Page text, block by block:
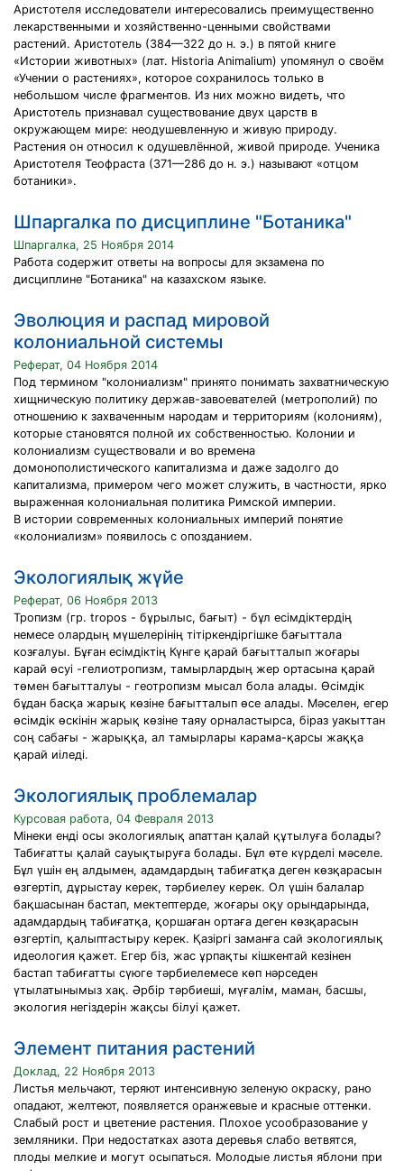
Аристотеля исследователи интересовались преимущественно
лекарственными и хозяйственно-ценными свойствами
растений. Аристотель (384—322 до н. э.) в пятой книге
«Истории животных» (лат. Historia Animalium) упомянул о своём
«Учении о растениях», которое сохранилось только в
небольшом числе фрагментов. Из них можно видеть, что
Аристотель признавал существование двух царств в
окружающем мире: неодушевленную и живую природу.
Растения он относил к одушевлённой, живой природе. Ученика
Аристотеля Теофраста (371—286 до н. э.) называют «отцом
ботаники».
Шпаргалка по дисциплине "Ботаника"
Шпаргалка, 25 Ноября 2014
Работа содержит ответы на вопросы для экзамена по
дисциплине "Ботаника" на казахском языке.
Эволюция и распад мировой
колониальной системы
Реферат, 04 Ноября 2014
Под термином "колониализм" принято понимать захватническую
хищническую политику держав-завоевателей (метрополий) по
отношению к захваченным народам и территориям (колониям),
которые становятся полной их собственностью. Колонии и
колониализм существовали и во времена
домонополистического капитализма и даже задолго до
капитализма, примером чего может служить, в частности, ярко
выраженная колониальная политика Римской империи.
В истории современных колониальных империй понятие
«колониализм» появилось с опозданием.
Экологиялық жүйе
Реферат, 06 Ноября 2013
Тропизм (гр. tropos - бұрылыс, бағыт) - бұл есімдіктердің
немесе олардың мүшелерінің тітіркендіргішке бағыттала
козғалуы. Бұған есімдіктің Күнге қарай бағытталып жоғары
карай өсуі -гелиотропизм, тамырлардың жер ортасына қарай
төмен бағытталуы - геотропизм мысал бола алады. Өсімдік
бұдан басқа жарық көзіне бағытталып өсе алады. Мәселен, егер
өсімдік өскінін жарық көзіне таяу орналастырса, біраз уакыттан
соң сабағы - жарыққа, ал тамырлары карама-қарсы жаққа
қарай иіледі.
Экологиялық проблемалар
Курсовая работа, 04 Февраля 2013
Мінеки енді осы экологиялық апаттан қалай құтылуға болады?
Табиғатты қалай сауықтыруға болады. Бұл өте күрделі мәселе.
Бұл үшін ең алдымен, адамдардың табиғатқа деген көзқарасын
өзгертіп, дұрыстау керек, тәрбиелеу керек. Ол үшін балалар
бақшасынан бастап, мектептерде, жоғары оқу орындарында,
адамдардың табиғатқа, қоршаған ортаға деген көзқарасын
өзгертіп, қалыптастыру керек. Қазіргі заманға сай экологиялық
идеология қажет. Егер біз, жас ұрпақты кішкентай кезінен
бастап табиғатты сүюге тәрбиелемесе көп нәрседен
үтылатынымыз хақ. Әрбір тәрбиеші, мүғалім, маман, басшы,
экология негіздерін жақсы білуі қажет.
Элемент питания растений
Доклад, 22 Ноября 2013
Листья мельчают, теряют интенсивную зеленую окраску, рано
опадают, желтеют, появляется оранжевые и красные оттенки.
Слабый рост и цветение растения. Плохое усообразование у
земляники. При недостатках азота деревья слабо ветвятся,
плоды мелкие и могут осыпаться. Молодые листья яблони при